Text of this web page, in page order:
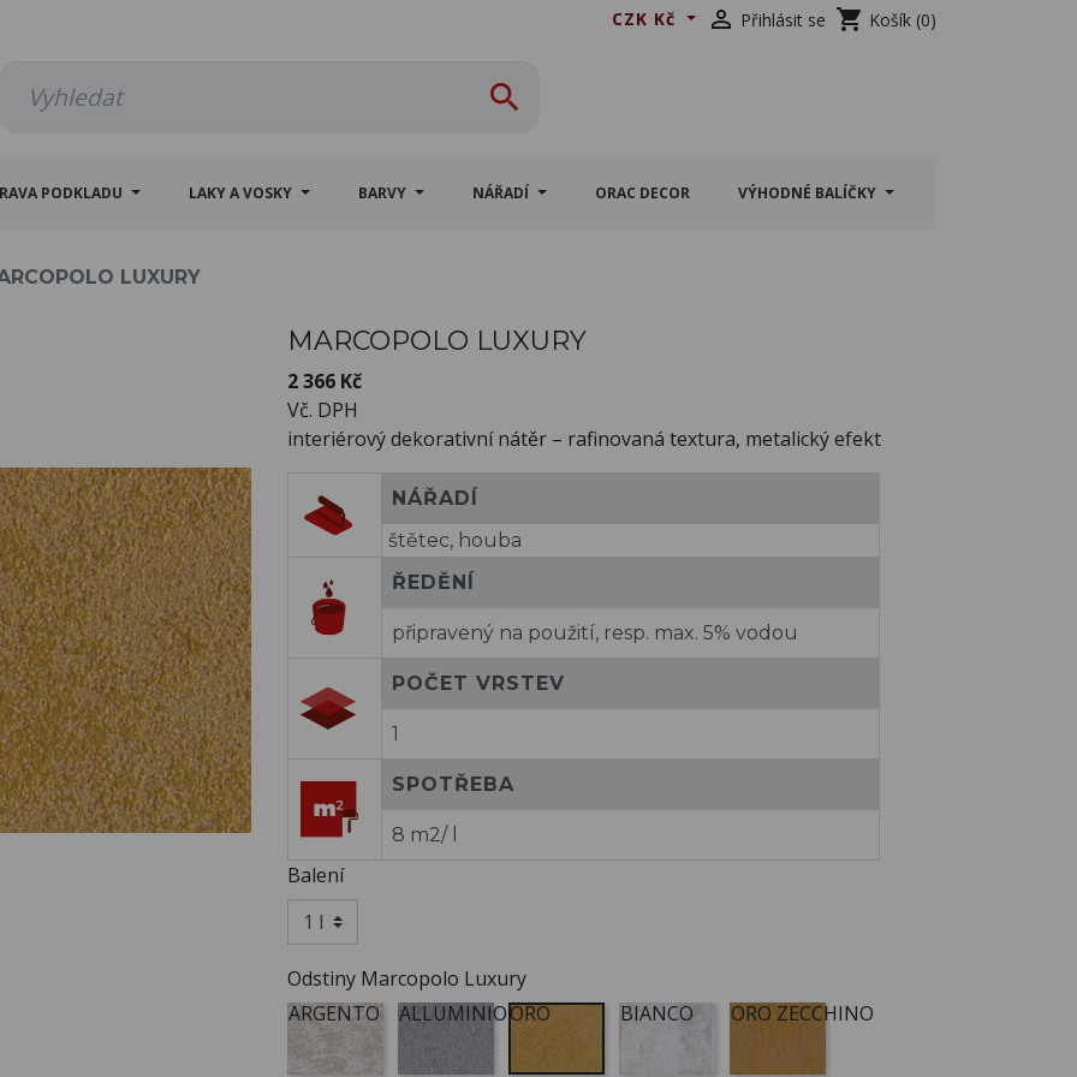
CZK Kč  Přihlásit se shopping_cart Košík (0)

PODKLADU LAKY A VOSKY BARVY NÁŘADÍ ORAC DECOR VÝHODNÉ BALÍČKY
LUXURY
MARCOPOLO LUXURY
2 366 Kč
Vč. DPH
interiérový dekorativní nátěr – rafinovaná textura, metalický efekt
NÁŘADÍ
štětec, houba
ŘEDĚNÍ
připravený na použití, resp. max. 5% vodou
POČET VRSTEV
1
SPOTŘEBA
8 m2/ l
Balení
Odstiny Marcopolo Luxury
ARGENTO
ALLUMINIOORO BIANCO ORO ZECCHINO